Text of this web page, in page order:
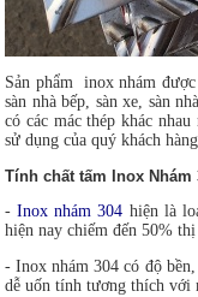
Sản phẩm inox nhám
sàn nhà bếp, sàn xe, sàn
có các mác thép khác
sử dụng của quý khách
Tính chất tấm Inox Nhám
-Inox nhám 304 hiện là
hiện nay chiếm đến 50%
- Inox nhám 304 có độ
dễ uốn tính tương thích với